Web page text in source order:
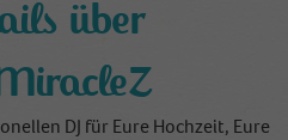
über
DJ für Eure Hochzeit, Eure